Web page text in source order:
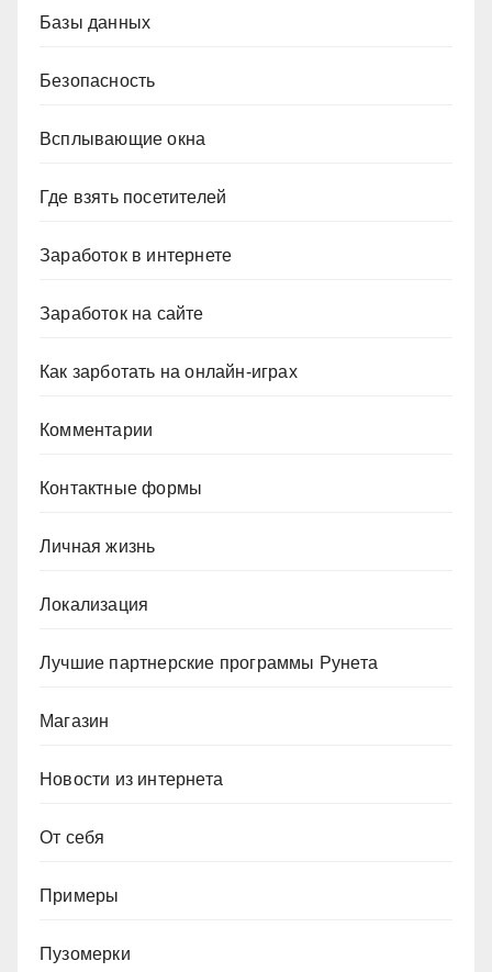
Базы данных
Безопасность
Всплывающие окна
Где взять посетителей
Заработок в интернете
Заработок на сайте
Как зарботать на онлайн-играх
Комментарии
Контактные формы
Личная жизнь
Локализация
Лучшие партнерские программы Рунета
Магазин
Новости из интернета
От себя
Примеры
Пузомерки